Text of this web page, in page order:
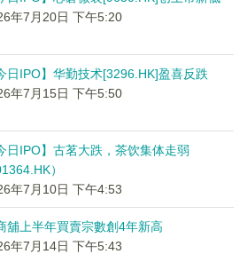
年7月20日 下午5:20
日IPO】华勤技术[3296.HK]盈喜反跌
年7月15日 下午5:50
日IPO】古茗大跌，茶饮集体走弱
）
年7月10日 下午4:53
舖上半年買賣宗數創4年新高
年7月14日 下午5:43